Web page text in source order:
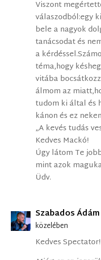
Viszont
válaszodból:egy
bele a nagyok
tanácsodat és
a
téma,hogy
vitába
álmom az
tudom ki által és
kánon és ez
„A kevés tudás
Kedves Mackó!
Úgy látom Te
mint azok
Üdv.
Szabados Ádám
közelében
Kedves Spectator!